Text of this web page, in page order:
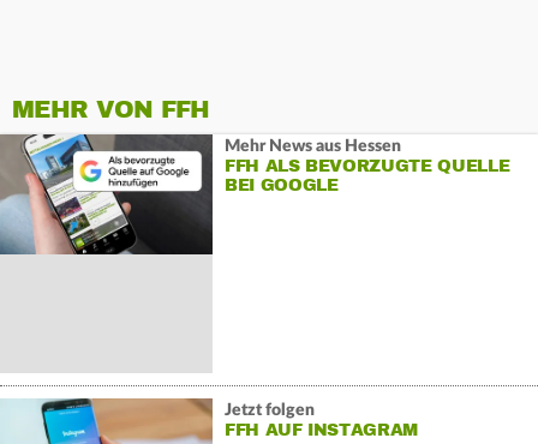
MEHR VON FFH
Mehr News aus Hessen
FFH ALS BEVORZUGTE QUELLE
BEI GOOGLE
Jetzt folgen
FFH AUF INSTAGRAM